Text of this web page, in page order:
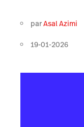
parAsal Azimi
19-01-2026